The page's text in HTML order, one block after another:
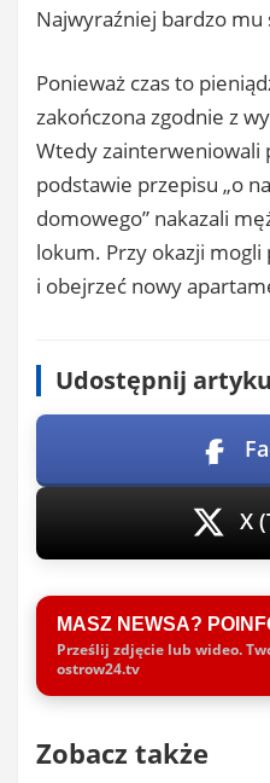
Najwyraźniej bardzo mu
Ponieważ czas to
zakończona zgodnie z
Wtedy zainterweniowali
podstawie przepisu „o
domowego” nakazali
lokum. Przy okazji
i obejrzeć nowy
Udostępnij
X
MASZ NEWSA?
Prześlij zdjęcie lub wideo.
ostrow24.tv
Zobacz także